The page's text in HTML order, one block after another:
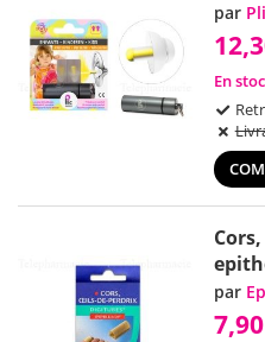
par
En
par
7,90